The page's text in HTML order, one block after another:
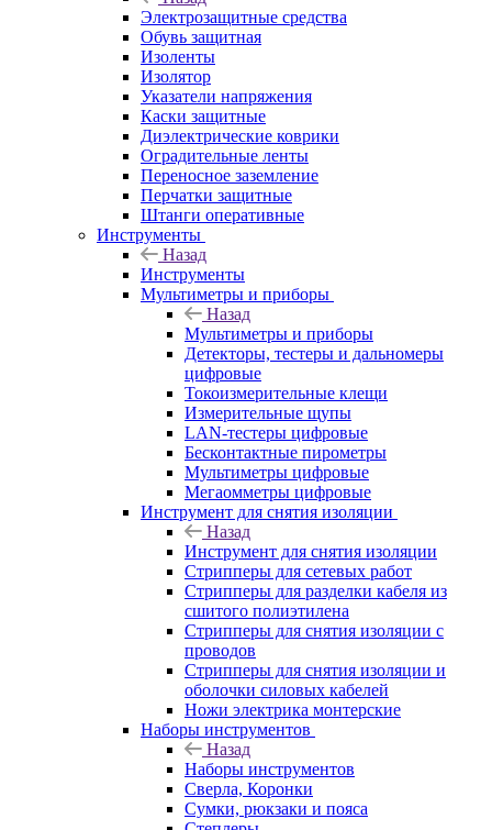
Электрозащитные средства
Обувь защитная
Изоленты
Изолятор
Указатели напряжения
Каски защитные
Диэлектрические коврики
Оградительные ленты
Переносное заземление
Перчатки защитные
Штанги оперативные
Инструменты
Назад
Инструменты
Мультиметры и приборы
Назад
Мультиметры и приборы
Детекторы, тестеры и дальномеры
цифровые
Токоизмерительные клещи
Измерительные щупы
LAN-тестеры цифровые
Бесконтактные пирометры
Мультиметры цифровые
Мегаомметры цифровые
Инструмент для снятия изоляции
Назад
Инструмент для снятия изоляции
Стрипперы для сетевых работ
Стрипперы для разделки кабеля из
сшитого полиэтилена
Cтрипперы для снятия изоляции с
проводов
Стрипперы для снятия изоляции и
оболочки силовых кабелей
Ножи электрика монтерские
Наборы инструментов
Назад
Наборы инструментов
Сверла, Коронки
Сумки, рюкзаки и пояса